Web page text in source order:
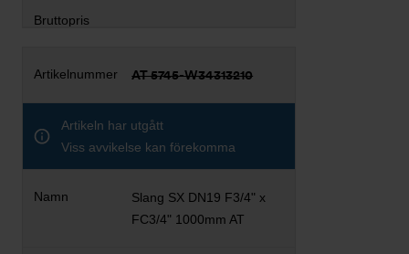
AT 5745-W34313210
Artikeln har utgått
Viss avvikelse kan förekomma
Slang SX DN19 F3/4" x
FC3/4" 1000mm AT